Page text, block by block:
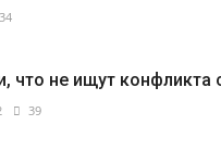
34
что не ищут конфликта
39